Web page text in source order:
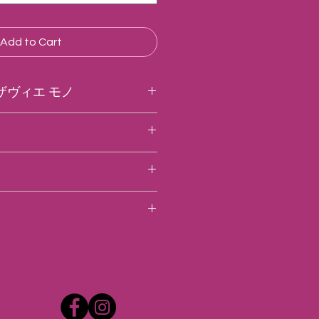
Add to Cart
ヴィエ モノ
ルネ・モニエ。ルネ・モニエ
ザヴィエが10代目を継承し
たグザヴィエはブドウ栽培と
を醸造している。本拠地であ
間に雑草が生えないよう頻繁
くし、4月には芽かきをして収